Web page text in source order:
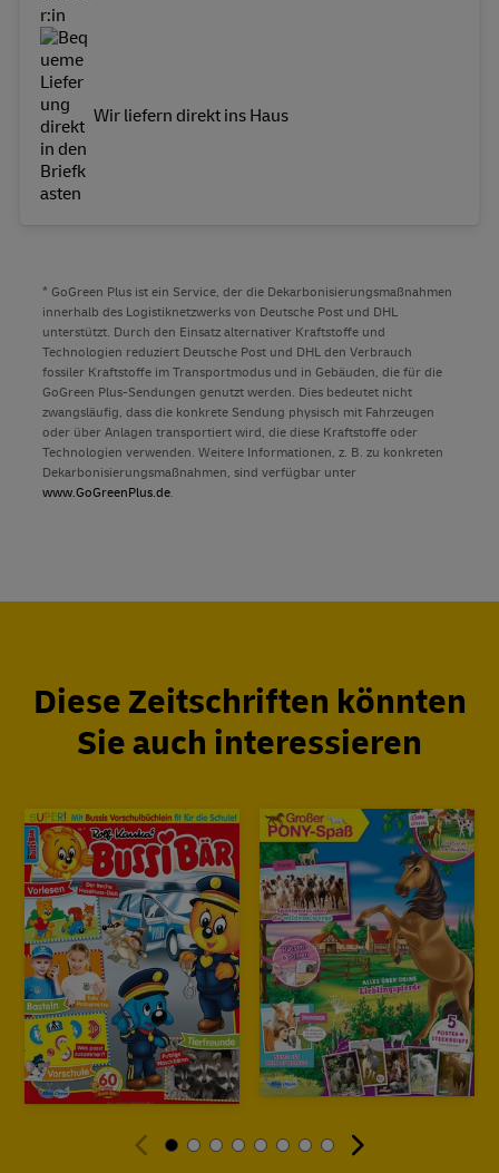
Wir liefern direkt ins Haus
* GoGreen Plus ist ein Service, der die Dekarbonisierungsmaßnahmen
innerhalb des Logistiknetzwerks von Deutsche Post und DHL
unterstützt. Durch den Einsatz alternativer Kraftstoffe und
Technologien reduziert Deutsche Post und DHL den Verbrauch
fossiler Kraftstoffe im Transportmodus und in Gebäuden, die für die
GoGreen Plus-Sendungen genutzt werden. Dies bedeutet nicht
zwangsläufig, dass die konkrete Sendung physisch mit Fahrzeugen
oder über Anlagen transportiert wird, die diese Kraftstoffe oder
Technologien verwenden. Weitere Informationen, z. B. zu konkreten
Dekarbonisierungsmaßnahmen, sind verfügbar unter
www.GoGreenPlus.de.
Diese Zeitschriften könnten
Sie auch interessieren